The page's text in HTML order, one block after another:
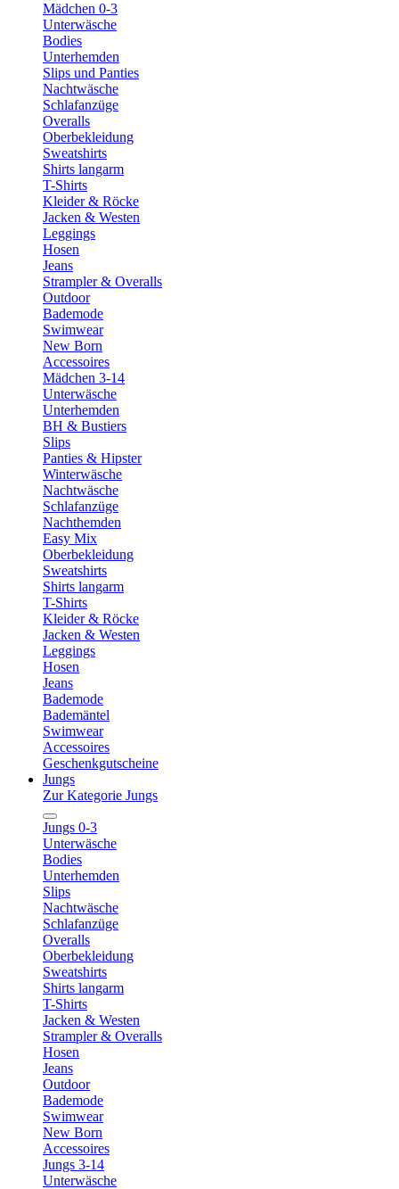
Mädchen 0-3
Unterwäsche
Bodies
Unterhemden
Slips und Panties
Nachtwäsche
Schlafanzüge
Overalls
Oberbekleidung
Sweatshirts
Shirts langarm
T-Shirts
Kleider & Röcke
Jacken & Westen
Leggings
Hosen
Jeans
Strampler & Overalls
Outdoor
Bademode
Swimwear
New Born
Accessoires
Mädchen 3-14
Unterwäsche
Unterhemden
BH & Bustiers
Slips
Panties & Hipster
Winterwäsche
Nachtwäsche
Schlafanzüge
Nachthemden
Easy Mix
Oberbekleidung
Sweatshirts
Shirts langarm
T-Shirts
Kleider & Röcke
Jacken & Westen
Leggings
Hosen
Jeans
Bademode
Bademäntel
Swimwear
Accessoires
Geschenkgutscheine
Jungs
Zur Kategorie Jungs
Jungs 0-3
Unterwäsche
Bodies
Unterhemden
Slips
Nachtwäsche
Schlafanzüge
Overalls
Oberbekleidung
Sweatshirts
Shirts langarm
T-Shirts
Jacken & Westen
Strampler & Overalls
Hosen
Jeans
Outdoor
Bademode
Swimwear
New Born
Accessoires
Jungs 3-14
Unterwäsche